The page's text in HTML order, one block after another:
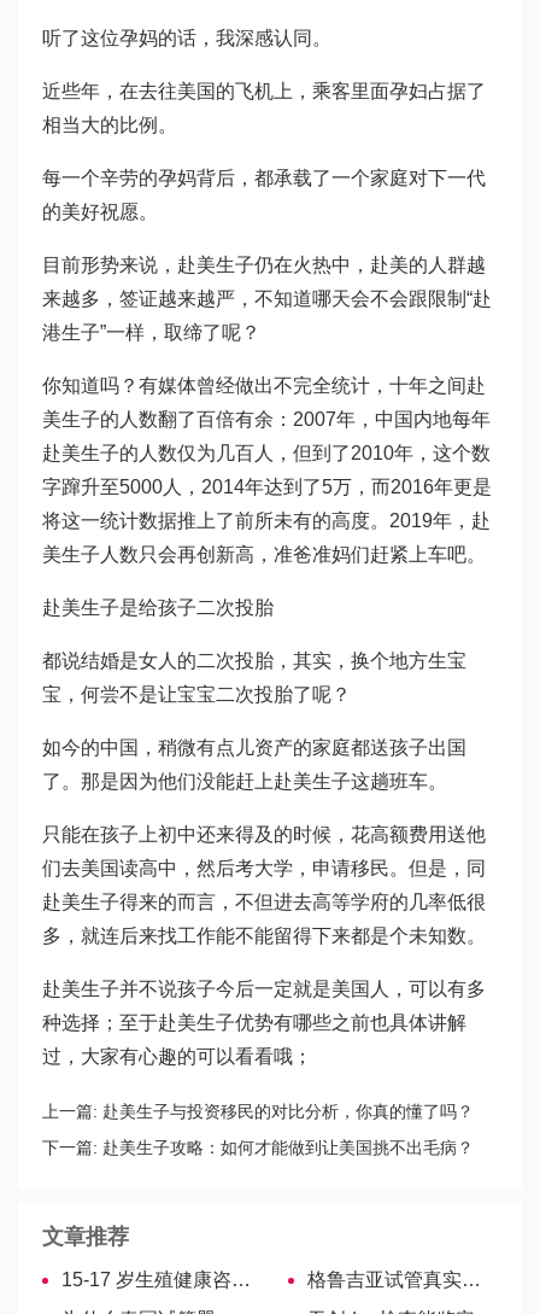
听了这位孕妈的话，我深感认同。
近些年，在去往美国的飞机上，乘客里面孕妇占据了
相当大的比例。
每一个辛劳的孕妈背后，都承载了一个家庭对下一代
的美好祝愿。
目前形势来说，赴美生子仍在火热中，赴美的人群越
来越多，签证越来越严，不知道哪天会不会跟限制“赴
港生子”一样，取缔了呢？
你知道吗？有媒体曾经做出不完全统计，十年之间赴
美生子的人数翻了百倍有余：2007年，中国内地每年
赴美生子的人数仅为几百人，但到了2010年，这个数
字蹿升至5000人，2014年达到了5万，而2016年更是
将这一统计数据推上了前所未有的高度。2019年，赴
美生子人数只会再创新高，准爸准妈们赶紧上车吧。
赴美生子是给孩子二次投胎
都说结婚是女人的二次投胎，其实，换个地方生宝
宝，何尝不是让宝宝二次投胎了呢？
如今的中国，稍微有点儿资产的家庭都送孩子出国
了。那是因为他们没能赶上赴美生子这趟班车。
只能在孩子上初中还来得及的时候，花高额费用送他
们去美国读高中，然后考大学，申请移民。但是，同
赴美生子得来的而言，不但进去高等学府的几率低很
多，就连后来找工作能不能留得下来都是个未知数。
赴美生子并不说孩子今后一定就是美国人，可以有多
种选择；至于赴美生子优势有哪些之前也具体讲解
过，大家有心趣的可以看看哦；
上一篇: 赴美生子与投资移民的对比分析，你真的懂了吗？
下一篇: 赴美生子攻略：如何才能做到让美国挑不出毛病？
文章推荐
15-17 岁生殖健康咨询揭秘，看完便知
格鲁吉亚试管真实案例分享，三分钟带你了解成功率高不高